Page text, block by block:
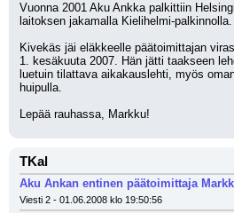
Vuonna 2001 Aku Ankka palkittiin
laitoksen jakamalla Kielihelmi-palkinnolla.
Kivekäs jäi eläkkeelle päätoimittajan
1. kesäkuuta 2007. Hän jätti taakseen
luetuin tilattava aikakauslehti, myös
huipulla.
Lepää rauhassa, Markku!
TKal
Aku Ankan entinen päätoimittaja
Viesti 2 - 01.06.2008 klo 19:50:56